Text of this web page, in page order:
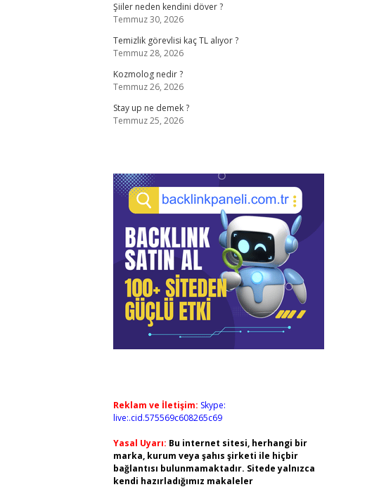
Şiiler neden kendini döver ?
Temmuz 30, 2026
Temizlik görevlisi kaç TL alıyor ?
Temmuz 28, 2026
Kozmolog nedir ?
Temmuz 26, 2026
Stay up ne demek ?
Temmuz 25, 2026
Reklam ve İletişim: Skype:
live:.cid.575569c608265c69
Yasal Uyarı: Bu internet sitesi, herhangi bir
marka, kurum veya şahıs şirketi ile hiçbir
bağlantısı bulunmamaktadır. Sitede yalnızca
kendi hazırladığımız makaleler